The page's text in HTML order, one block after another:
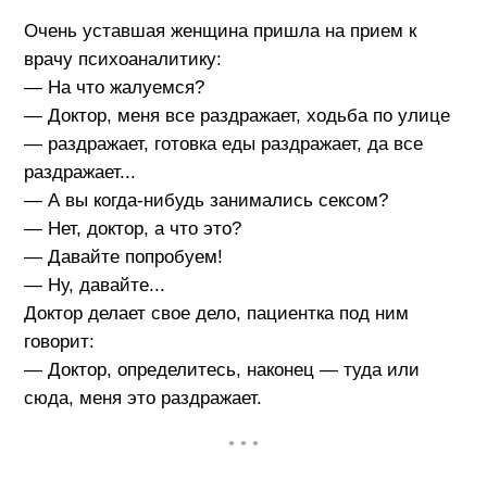
Очень уставшая женщина пришла на прием к
врачу психоаналитику:
— На что жалуемся?
— Доктор, меня все раздражает, ходьба по улице
— раздражает, готовка еды раздражает, да все
раздражает...
— А вы когда-нибудь занимались сексом?
— Нет, доктор, а что это?
— Давайте попробуем!
— Ну, давайте...
Доктор делает свое дело, пациентка под ним
говорит:
— Доктор, определитесь, наконец — туда или
сюда, меня это раздражает.
• • •